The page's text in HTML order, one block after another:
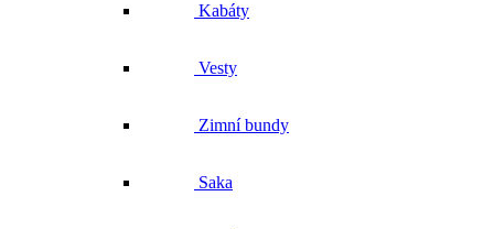
Kabáty
Vesty
Zimní bundy
Saka